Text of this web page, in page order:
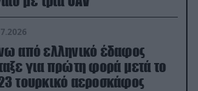
από ελληνικό έδαφος
για πρώτη φορά μετά το
τουρκικό αεροσκάφος